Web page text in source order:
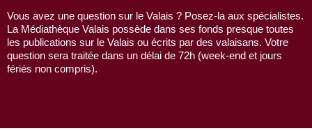
Vous avez une question sur le Valais ? Posez-la aux spécialistes.
La Médiathèque Valais possède dans ses fonds presque toutes
les publications sur le Valais ou écrits par des valaisans. Votre
question sera traitée dans un délai de 72h (week-end et jours
fériés non compris).